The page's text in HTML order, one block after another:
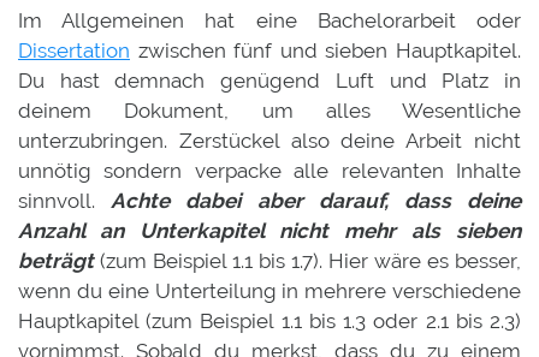
Im Allgemeinen hat eine Bachelorarbeit oder
Dissertation zwischen fünf und sieben Hauptkapitel.
Du hast demnach genügend Luft und Platz in
deinem Dokument, um alles Wesentliche
unterzubringen. Zerstückel also deine Arbeit nicht
unnötig sondern verpacke alle relevanten Inhalte
sinnvoll. Achte dabei aber darauf, dass deine
Anzahl an Unterkapitel nicht mehr als sieben
beträgt(zum Beispiel 1.1 bis 1.7). Hier wäre es besser,
wenn du eine Unterteilung in mehrere verschiedene
Hauptkapitel (zum Beispiel 1.1 bis 1.3 oder 2.1 bis 2.3)
vornimmst. Sobald du merkst, dass du zu einem